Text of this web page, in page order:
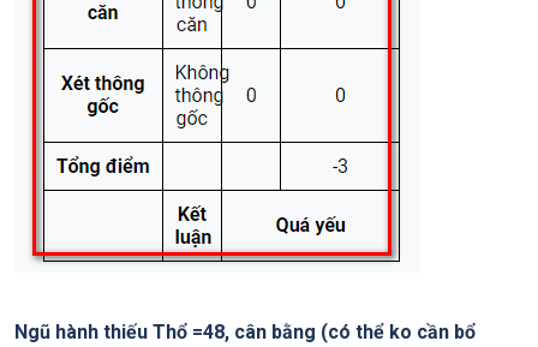
Ngũ hành thiếu Thổ =48, cân bằng (có thể ko cần bổ